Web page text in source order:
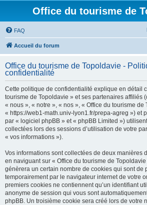
Office du tourisme de
FAQ
Accueil du forum
Office du tourisme de Topoldavie -
confidentialité
Cette politique de confidentialité explique en détail
tourisme de Topoldavie » et ses partenaires affiliés
« nous », « notre », « nos », « Office du tourisme de
« https://web1-math.univ-lyon1.fr/prepa-agreg ») et
par « logiciel phpBB » et « phpBB Limited »)
collectées lors des sessions d’utilisation de votre
« vos informations »).
Vos informations sont collectées de deux manières
en naviguant sur « Office du tourisme de
génèrera un certain nombre de cookies qui sont de
temporairement par le navigateur internet de votre
premiers cookies ne contiennent qu’un identifiant
anonyme de session qui vous sont
phpBB. Un troisième cookie sera créé lors de votre